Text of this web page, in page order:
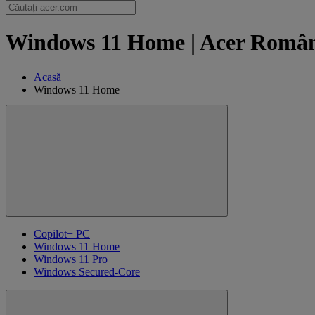
Windows 11 Home | Acer
Acasă
Windows 11 Home
Copilot+ PC
Windows 11 Home
Windows 11 Pro
Windows Secured-Core